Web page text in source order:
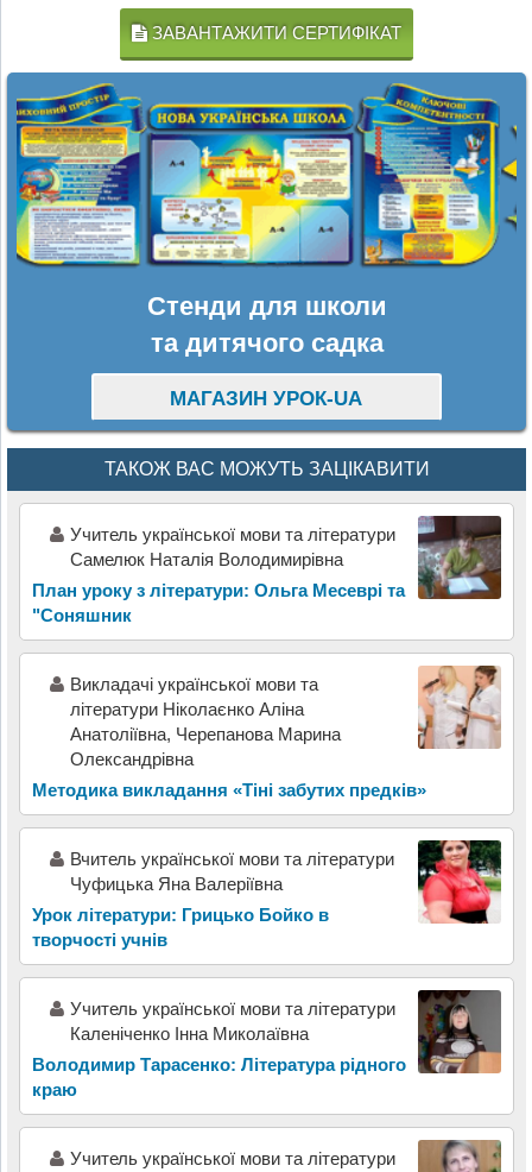
ЗАВАНТАЖИТИ СЕРТИФІКАТ
Стенди для школи
та дитячого садка
МАГАЗИН УРОК-UA
ТАКОЖ ВАС МОЖУТЬ ЗАЦІКАВИТИ
Учитель української мови та літератури
Самелюк Наталія Володимирівна
План уроку з літератури: Ольга Месеврі та
"Соняшник
Викладачі української мови та
літератури Ніколаєнко Аліна
Анатоліївна, Черепанова Марина
Олександрівна
Методика викладання «Тіні забутих предків»
Вчитель української мови та літератури
Чуфицька Яна Валеріївна
Урок літератури: Грицько Бойко в
творчості учнів
Учитель української мови та літератури
Каленіченко Інна Миколаївна
Володимир Тарасенко: Література рідного
краю
Учитель української мови та літератури